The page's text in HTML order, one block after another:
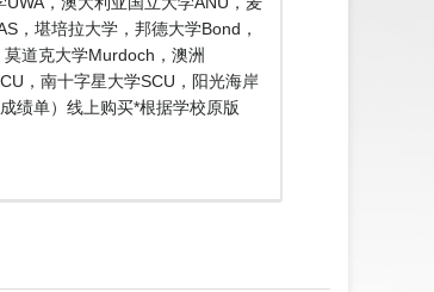
，堪培拉大学，邦德大学Bond，
道克大学Murdoch，澳洲
，南十字星大学SCU，阳光海岸
绩单）线上购买*根据学校原版